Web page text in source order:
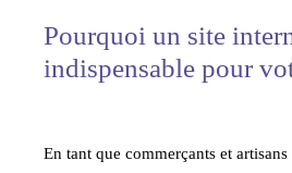
Pourquoi un site
indispensable pour
En tant que commerçants et